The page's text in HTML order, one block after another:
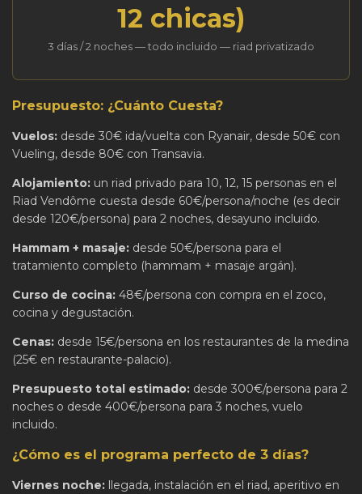
12 chicas)
3 días / 2 noches — todo incluido — riad privatizado
Presupuesto: ¿Cuánto Cuesta?
Vuelos: desde 30€ ida/vuelta con Ryanair, desde 50€ con
Vueling, desde 80€ con Transavia.
Alojamiento: un riad privado para 10, 12, 15 personas en el
Riad Vendôme cuesta desde 60€/persona/noche (es decir
desde 120€/persona) para 2 noches, desayuno incluido.
Hammam + masaje: desde 50€/persona para el
tratamiento completo (hammam + masaje argán).
Curso de cocina: 48€/persona con compra en el zoco,
cocina y degustación.
Cenas: desde 15€/persona en los restaurantes de la medina
(25€ en restaurante-palacio).
Presupuesto total estimado: desde 300€/persona para 2
noches o desde 400€/persona para 3 noches, vuelo
incluido.
¿Cómo es el programa perfecto de 3 días?
Viernes noche: llegada, instalación en el riad, aperitivo en